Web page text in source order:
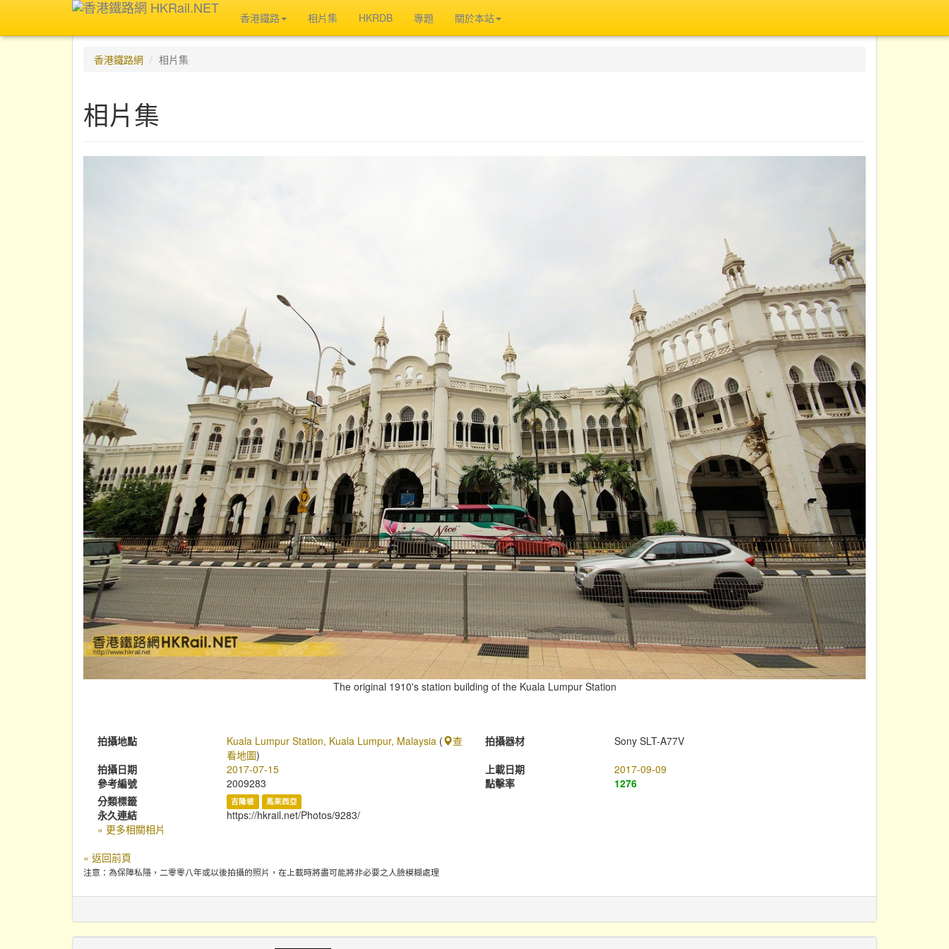
香港鐵路 相片集 HKRDB 專題 關於本站
香港鐵路網 相片集
相片集
The original 1910's station building of the Kuala Lumpur Station
拍攝地點 Kuala Lumpur Station, Kuala Lumpur, Malaysia (
查
看地圖)
拍攝器材
Sony SLT-A77V
拍攝日期
2017-07-15 上載日期
2017-09-09
參考編號
2009283 點擊率
1276
分類標籤
吉隆坡 馬來西亞
永久連結
https://hkrail.net/Photos/9283/
» 更多相關相片
« 返回前頁
注意：為保障私隱，二零零八年或以後拍攝的照片，在上載時將盡可能將非必要之人臉模糊處理